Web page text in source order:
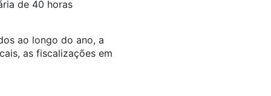
de 40 horas
ao longo do ano, a
as fiscalizações em